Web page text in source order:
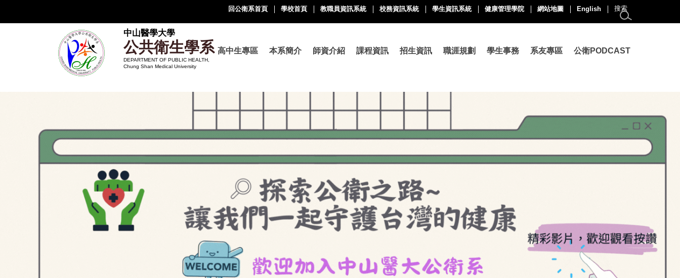
中山醫學大學
公共衛生學系
DEPARTMENT OF PUBLIC HEALTH,
Chung Shan Medical University
高中生專區 本系簡介 師資介紹 課程資訊 招生資訊 職涯規劃 學生事務 系友專區 公衛PODCAST
回公衛系首頁 學校首頁 教職員資訊系統 校務資訊系統 學生資訊系統 健康管理學院 網站地圖 English